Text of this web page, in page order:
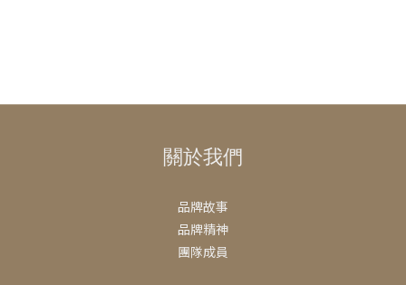
關於我們
品牌故事
品牌精神
團隊成員